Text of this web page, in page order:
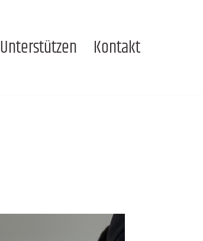
Unterstützen Kontakt